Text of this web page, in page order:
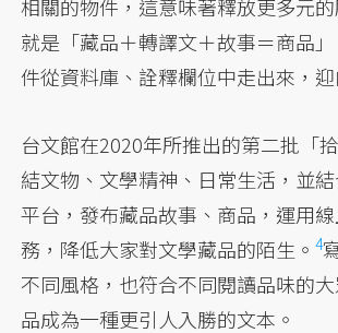
相關的物件，這意味著釋放更多元
就是「藏品＋轉譯文＋故事＝商品
件從資料庫、詮釋欄位中走出來，迎
台文館在2020年所推出的第二批「
結文物、文學精神、日常生活，並
平台，發布藏品故事、商品，運用
務， 降低大家對文學藏品的陌生。4
不同風格，也符合不同閱讀品味的
品成為一種更引人入勝的文本。